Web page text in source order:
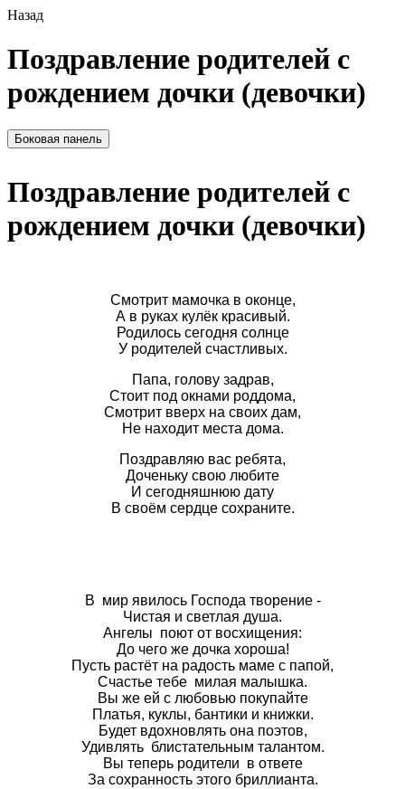
Назад
Поздравление родителей с
рождением дочки (девочки)
Боковая панель
Поздравление родителей с
рождением дочки (девочки)
Смотрит мамочка в оконце,
А в руках кулёк красивый.
Родилось сегодня солнце
У родителей счастливых.
Папа, голову задрав,
Стоит под окнами роддома,
Смотрит вверх на своих дам,
Не находит места дома.
Поздравляю вас ребята,
Доченьку свою любите
И сегодняшнюю дату
В своём сердце сохраните.
В мир явилось Господа творение -
Чистая и светлая душа.
Ангелы поют от восхищения:
До чего же дочка хороша!
Пусть растёт на радость маме с папой,
Счастье тебе милая малышка.
Вы же ей с любовью покупайте
Платья, куклы, бантики и книжки.
Будет вдохновлять она поэтов,
Удивлять блистательным талантом.
Вы теперь родители в ответе
За сохранность этого бриллианта.